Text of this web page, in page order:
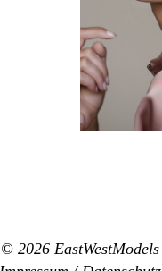
© 2026 EastWestModels